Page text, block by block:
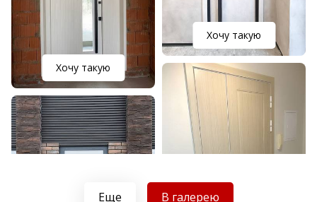
Хочу такую
Хочу такую
Еще В галерею